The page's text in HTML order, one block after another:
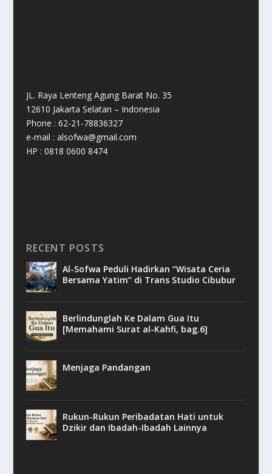
JL. Raya Lenteng Agung Barat No. 35
12610 Jakarta Selatan – Indonesia
Phone : 62-21-78836327
e-mail : alsofwa@gmail.com
HP : 0818 0600 8474
RECENT POSTS
Al-Sofwa Peduli Hadirkan “Wisata Ceria
Bersama Yatim” di Trans Studio Cibubur
Berlindunglah Ke Dalam Gua Itu
[Memahami Surat al-Kahfi, bag.6]
Menjaga Pandangan
Rukun-Rukun Peribadatan Hati untuk
Dzikir dan Ibadah-Ibadah Lainnya